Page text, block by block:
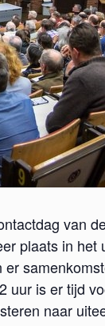
van
plaats in het
uur is er tijd
naar